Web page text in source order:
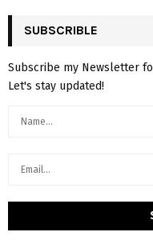
SUBSCRIBLE
Subscribe my Newsletter
Let's stay updated!